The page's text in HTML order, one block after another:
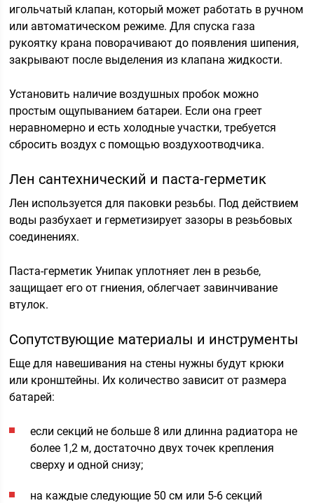
игольчатый клапан, который может работать в ручном
или автоматическом режиме. Для спуска газа
рукоятку крана поворачивают до появления шипения,
закрывают после выделения из клапана жидкости.
Установить наличие воздушных пробок можно
простым ощупыванием батареи. Если она греет
неравномерно и есть холодные участки, требуется
сбросить воздух с помощью воздухоотводчика.
Лен сантехнический и паста-герметик
Лен используется для паковки резьбы. Под действием
воды разбухает и герметизирует зазоры в резьбовых
соединениях.
Паста-герметик Унипак уплотняет лен в резьбе,
защищает его от гниения, облегчает завинчивание
втулок.
Сопутствующие материалы и инструменты
Еще для навешивания на стены нужны будут крюки
или кронштейны. Их количество зависит от размера
батарей:
если секций не больше 8 или длинна радиатора не
более 1,2 м, достаточно двух точек крепления
сверху и одной снизу;
на каждые следующие 50 см или 5-6 секций